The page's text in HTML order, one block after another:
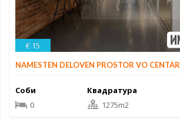
€ 15
NAMESTEN DELOVEN PROSTOR VO CENTAR
Соби
0
Квадратура
1275m2